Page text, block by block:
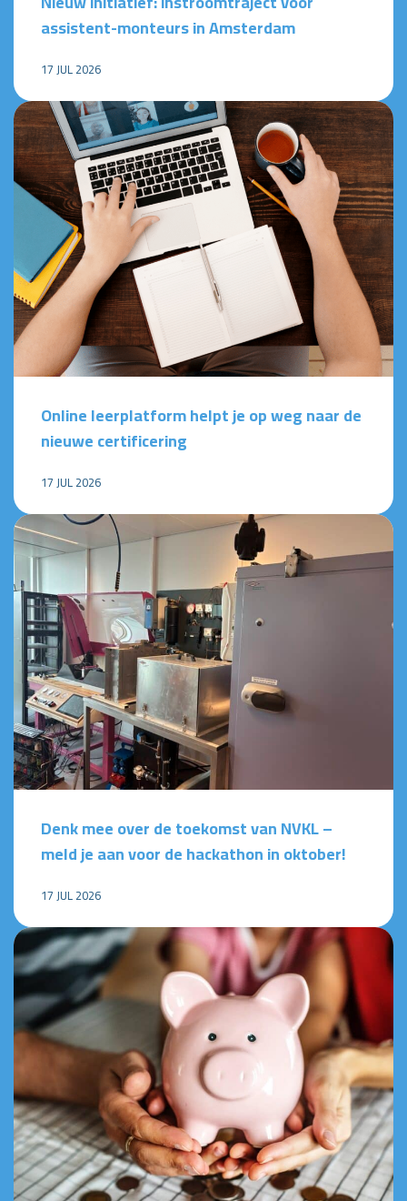
assistent-monteurs in Amsterdam
17 JUL 2026
Online leerplatform helpt je op weg naar de
nieuwe certificering
17 JUL 2026
Denk mee over de toekomst van NVKL –
meld je aan voor de hackathon in oktober!
17 JUL 2026